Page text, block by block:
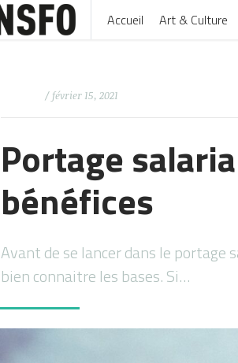
Accueil Art & Culture
/ février 15, 2021
Portage
bénéfices
Avant de se lancer dans le portage
bien connaitre les bases. Si…